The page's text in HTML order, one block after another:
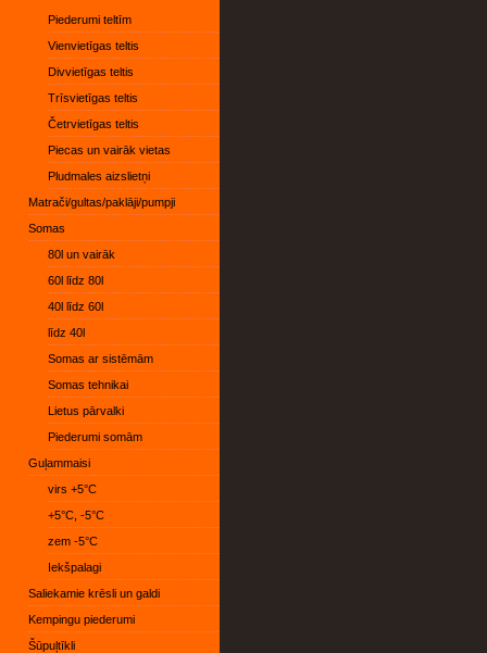
Piederumi teltīm
Vienvietīgas teltis
Divvietīgas teltis
Trīsvietīgas teltis
Četrvietīgas teltis
Piecas un vairāk vietas
Pludmales aizslietņi
Matrači/gultas/paklāji/pumpji
Somas
80l un vairāk
60l līdz 80l
40l līdz 60l
līdz 40l
Somas ar sistēmām
Somas tehnikai
Lietus pārvalki
Piederumi somām
Guļammaisi
virs +5°C
+5°C, -5°C
zem -5°C
Iekšpalagi
Saliekamie krēsli un galdi
Kempingu piederumi
Šūpuļtīkli